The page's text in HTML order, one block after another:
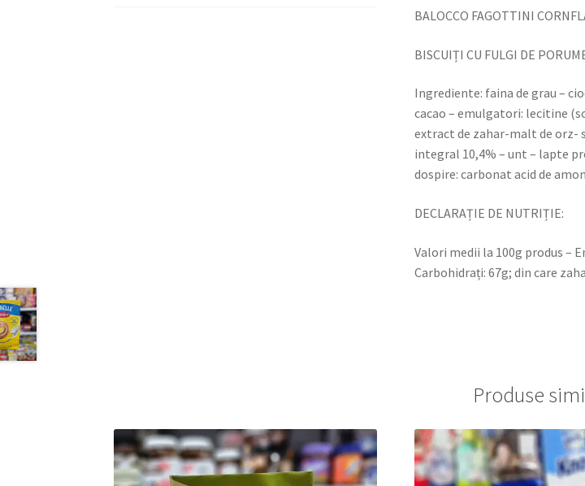
DE
BALOCCO FAGOTTINI
BISCUIȚI CU FULGI DE
Ingrediente: faina de grau –
cacao – emulgatori: lecitine
extract de zahar-malt de orz-
integral 10,4% – unt – lapte
dospire: carbonat acid de
DECLARAȚIE DE NUTRIȚIE:
Valori medii la 100g produs –
Carbohidrați: 67g; din care
Produse